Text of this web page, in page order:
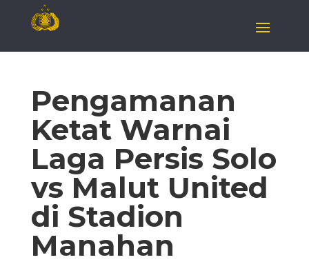
Pengamanan
Ketat Warnai
Laga Persis Solo
vs Malut United
di Stadion
Manahan